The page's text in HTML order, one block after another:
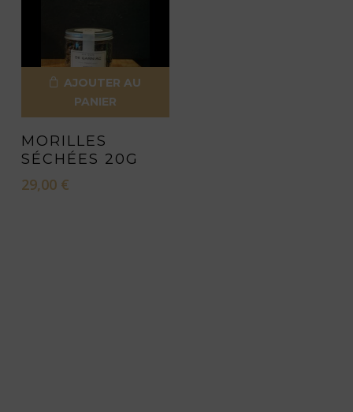
AJOUTER AU
PANIER
MORILLES
SÉCHÉES 20G
29,00 €